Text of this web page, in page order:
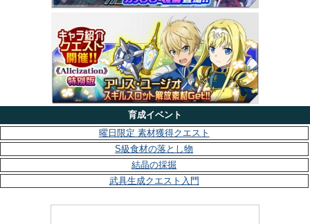
育成イベント
曜日限定 素材獲得クエスト
S級食材の落とし物
結晶の採掘
武具生成クエスト入門